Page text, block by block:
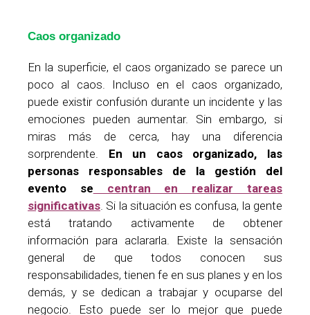
Caos organizado
En la superficie, el caos organizado se parece un
poco al caos. Incluso en el caos organizado,
puede existir confusión durante un incidente y las
emociones pueden aumentar. Sin embargo, si
miras más de cerca, hay una diferencia
sorprendente. En un caos organizado, las
personas responsables de la gestión del
evento se centran en realizar tareas
significativas. Si la situación es confusa, la gente
está tratando activamente de obtener
información para aclararla. Existe la sensación
general de que todos conocen sus
responsabilidades, tienen fe en sus planes y en los
demás, y se dedican a trabajar y ocuparse del
negocio. Esto puede ser lo mejor que puede